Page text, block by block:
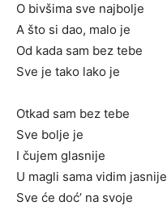
O bivšima sve najbolje
A što si dao, malo je
Od kada sam bez tebe
Sve je tako lako je
Otkad sam bez tebe
Sve bolje je
I čujem glasnije
U magli sama vidim jasnije
Sve će doć’ na svoje